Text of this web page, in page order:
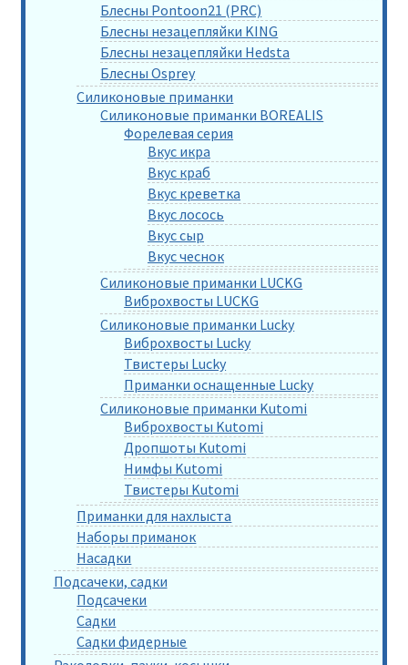
Блесны Pontoon21 (PRC)
Блесны незацепляйки KING
Блесны незацепляйки Hedsta
Блесны Osprey
Силиконовые приманки
Силиконовые приманки BOREALIS
Форелевая серия
Вкус икра
Вкус краб
Вкус креветка
Вкус лосось
Вкус сыр
Вкус чеснок
Силиконовые приманки LUCKG
Виброхвосты LUCKG
Силиконовые приманки Lucky
Виброхвосты Lucky
Твистеры Lucky
Приманки оснащенные Lucky
Силиконовые приманки Kutomi
Виброхвосты Kutomi
Дропшоты Kutomi
Нимфы Kutomi
Твистеры Kutomi
Приманки для нахлыста
Наборы приманок
Насадки
Подсачеки, садки
Подсачеки
Садки
Садки фидерные